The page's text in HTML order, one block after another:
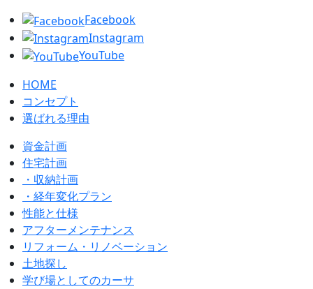
Facebook
Instagram
YouTube
HOME
コンセプト
選ばれる理由
資金計画
住宅計画
・収納計画
・経年変化プラン
性能と仕様
アフターメンテナンス
リフォーム・リノベーション
土地探し
学び場としてのカーサ